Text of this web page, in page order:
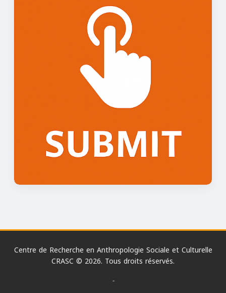
Centre de Recherche en Anthropologie Sociale et Culturelle
CRASC © 2026. Tous droits réservés.
-